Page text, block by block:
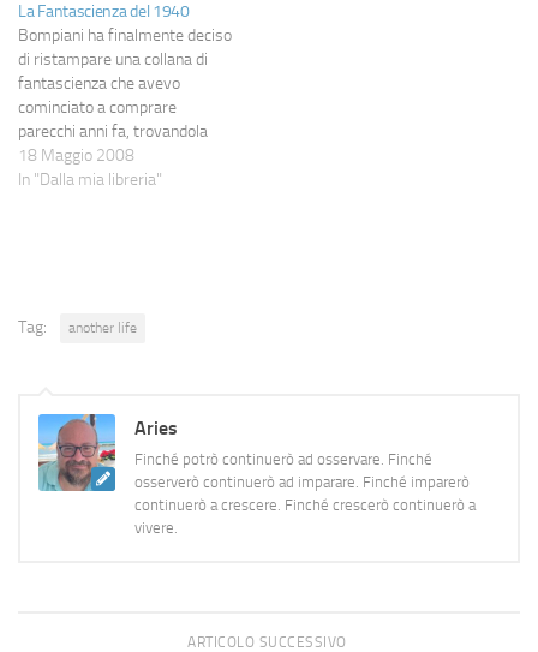
aveva il sapore di un qualcosa
di transizione, questa
nuova/vecchia…
La Fantascienza del 1940
Bompiani ha finalmente deciso
di ristampare una collana di
fantascienza che avevo
cominciato a comprare
parecchi anni fa, trovandola
estremamente gradevole, ben
fatta e, soprattutto, piena di
i…
18 Maggio 2008
In "Dalla mia libreria"
Tag: another life
Aries
Finché potrò continuerò ad osservare. Finché
osserverò continuerò ad imparare. Finché imparerò
continuerò a crescere. Finché crescerò continuerò a
vivere.
ARTICOLO SUCCESSIVO